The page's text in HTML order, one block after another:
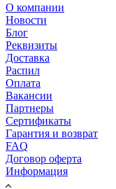
О компании
Новости
Блог
Реквизиты
Доставка
Распил
Оплата
Вакансии
Партнеры
Сертификаты
Гарантия и возврат
FAQ
Договор оферта
Информация